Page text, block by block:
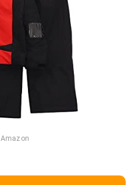
Amazon